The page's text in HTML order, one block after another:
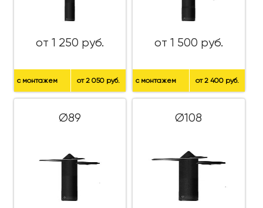
от 1 250 руб.
с монтажем от 2 050 руб.
от 1 500 руб.
с монтажем от 2 400 руб.
Ø89 Ø108